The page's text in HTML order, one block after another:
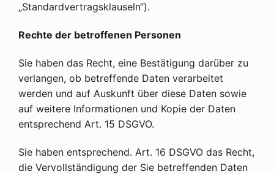
„Standardvertragsklauseln“).
Rechte der betroffenen Personen
Sie haben das Recht, eine Bestätigung darüber zu
verlangen, ob betreffende Daten verarbeitet
werden und auf Auskunft über diese Daten sowie
auf weitere Informationen und Kopie der Daten
entsprechend Art. 15 DSGVO.
Sie haben entsprechend. Art. 16 DSGVO das Recht,
die Vervollständigung der Sie betreffenden Daten